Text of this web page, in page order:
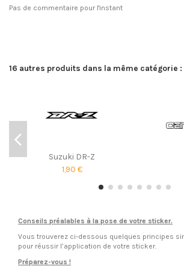
Pas de commentaire pour l'instant
16 autres produits dans la même catégorie :
Suzuki DR-Z
1,90 €
Conseils préalables à la pose de votre sticker.
Vous trouverez ci-dessous quelques principes
pour réussir l’application de votre sticker.
Préparez-vous !